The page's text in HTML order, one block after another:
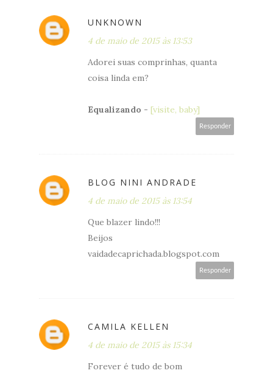
UNKNOWN
4 de maio de 2015 às 13:53
Adorei suas comprinhas, quanta
coisa linda em?
Equalizando - [visite, baby]
Responder
BLOG NINI ANDRADE
4 de maio de 2015 às 13:54
Que blazer lindo!!!
Beijos
vaidadecaprichada.blogspot.com
Responder
CAMILA KELLEN
4 de maio de 2015 às 15:34
Forever é tudo de bom